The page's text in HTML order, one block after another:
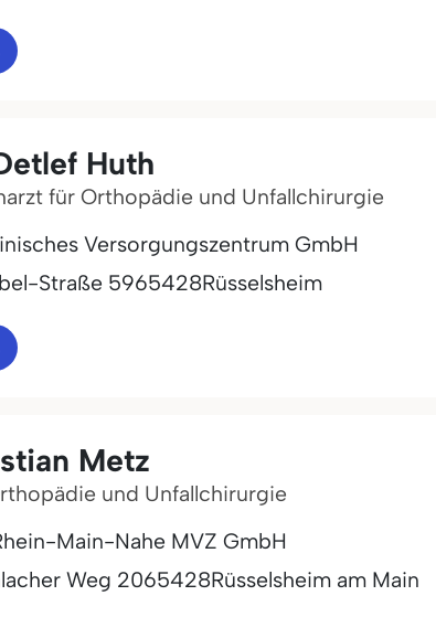
Huth
für Orthopädie und Unfallchirurgie
Versorgungszentrum GmbH
Straße 5965428Rüsselsheim
Metz
und Unfallchirurgie
Main-Nahe MVZ GmbH
Weg 2065428Rüsselsheim am Main